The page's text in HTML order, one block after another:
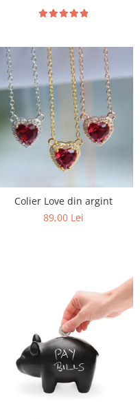
Colier Love din argint
89,00 Lei